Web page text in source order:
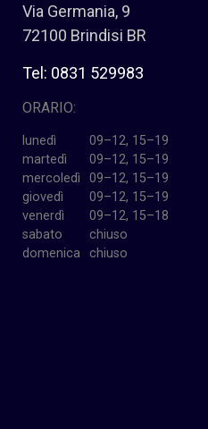
Via Germania, 9
72100 Brindisi BR
Tel: 0831 529983
ORARIO:
lunedì
09–12, 15–19
martedì
09–12, 15–19
mercoledì
09–12, 15–19
giovedì
09–12, 15–19
venerdì
09–12, 15–18
sabato
chiuso
domenica
chiuso